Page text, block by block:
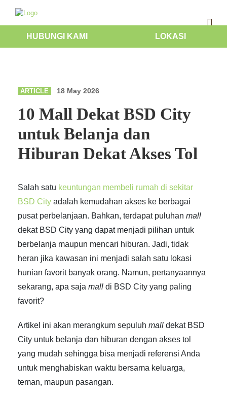
HUBUNGI KAMI LOKASI
ARTICLE 18 May 2026
10 Mall Dekat BSD City
untuk Belanja dan
Hiburan Dekat Akses Tol
Salah satu keuntungan membeli rumah di sekitar
BSD City adalah kemudahan akses ke berbagai
pusat perbelanjaan. Bahkan, terdapat puluhan mall
dekat BSD City yang dapat menjadi pilihan untuk
berbelanja maupun mencari hiburan. Jadi, tidak
heran jika kawasan ini menjadi salah satu lokasi
hunian favorit banyak orang. Namun, pertanyaannya
sekarang, apa saja mall di BSD City yang paling
favorit?
Artikel ini akan merangkum sepuluh mall dekat BSD
City untuk belanja dan hiburan dengan akses tol
yang mudah sehingga bisa menjadi referensi Anda
untuk menghabiskan waktu bersama keluarga,
teman, maupun pasangan.